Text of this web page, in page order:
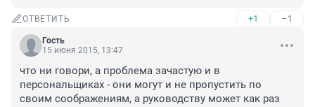
ОТВЕТИТЬ +1 –1
Гость
15 июня 2015, 13:47
что ни говори, а проблема зачастую и в
персональщиках - они могут и не пропустить по
своим соображениям, а руководству может как раз